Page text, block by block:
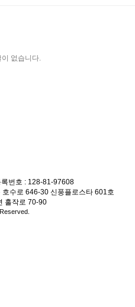
없습니다.
번호 : 128-81-97608
수로 646-30 신풍플로스타 601호
홀작로 70-90